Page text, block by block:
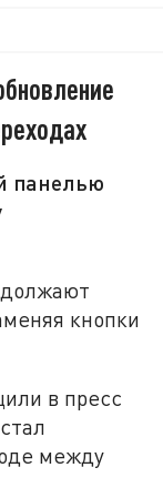
панелью
кнопки
в пресс
между